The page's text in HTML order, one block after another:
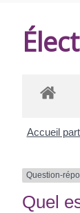
Accueil
Question-
Quel